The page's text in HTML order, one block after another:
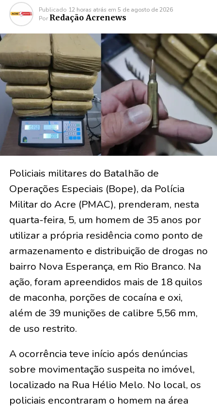
Publicado 12 horas atrás em 5 de agosto de 2026
Por Redação Acrenews
Policiais militares do Batalhão de
Operações Especiais (Bope), da Polícia
Militar do Acre (PMAC), prenderam, nesta
quarta-feira, 5, um homem de 35 anos por
utilizar a própria residência como ponto de
armazenamento e distribuição de drogas no
bairro Nova Esperança, em Rio Branco. Na
ação, foram apreendidos mais de 18 quilos
de maconha, porções de cocaína e oxi,
além de 39 munições de calibre 5,56 mm,
de uso restrito.
A ocorrência teve início após denúncias
sobre movimentação suspeita no imóvel,
localizado na Rua Hélio Melo. No local, os
policiais encontraram o homem na área